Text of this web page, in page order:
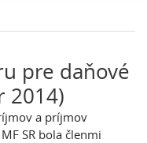
pre daňové
2014)
a príjmov
SR bola členmi